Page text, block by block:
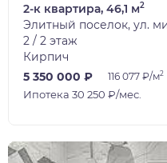
2-к квартира, 46,1 м2
Элитный поселок, ул.
2 / 2 этаж
Кирпич
5 350 000 ₽
116 077 ₽/м2
Ипотека 30 250 ₽/мес.